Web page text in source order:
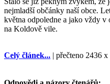
nejmladší občánky naší obce.
května odpoledne a jako vždy
na Koldově vile.
Celý článek... | přečteno 2436 x